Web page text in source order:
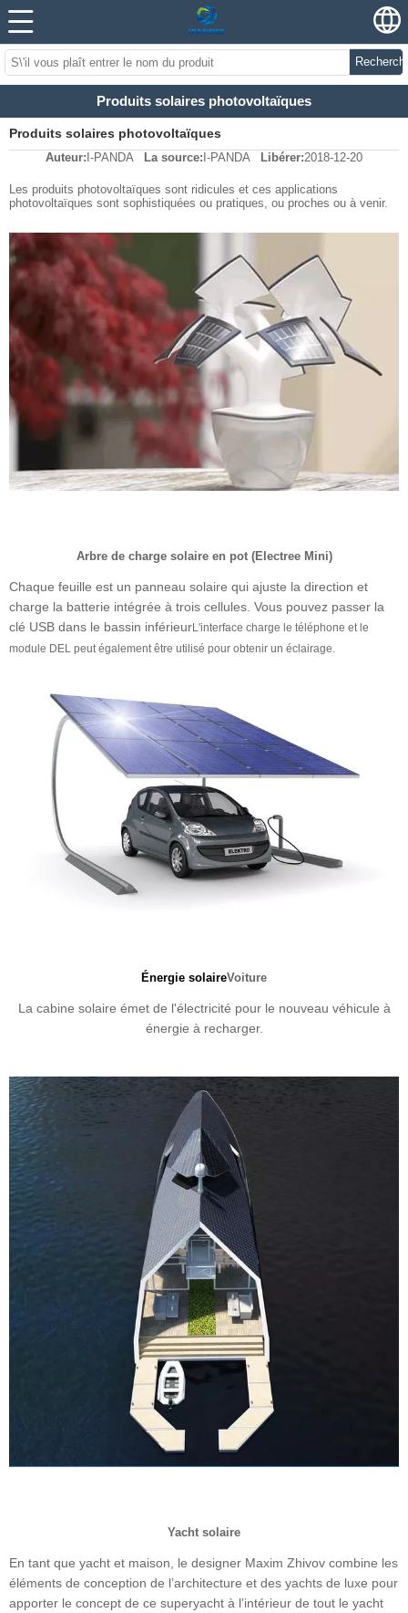
Produits solaires photovoltaïques
Produits solaires photovoltaïques
Auteur: I-PANDA La source: I-PANDA Libérer:2018-12-20
Les produits photovoltaïques sont ridicules et ces applications
photovoltaïques sont sophistiquées ou pratiques, ou proches ou à venir.
Arbre de charge solaire en pot (Electree Mini)
Chaque feuille est un panneau solaire qui ajuste la direction et
charge la batterie intégrée à trois cellules. Vous pouvez passer la
clé USB dans le bassin inférieurL'interface charge le téléphone et le
module DEL peut également être utilisé pour obtenir un éclairage.
Énergie solaireVoiture
La cabine solaire émet de l'électricité pour le nouveau véhicule à
énergie à recharger.
Yacht solaire
En tant que yacht et maison, le designer Maxim Zhivov combine les
éléments de conception de l’architecture et des yachts de luxe pour
apporter le concept de ce superyacht à l’intérieur de tout le yacht